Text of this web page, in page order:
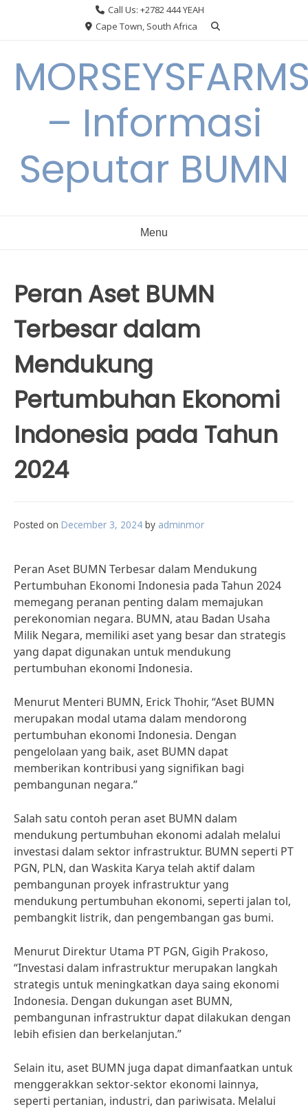
Call Us: +2782 444 YEAH
Cape Town, South Africa
– Informasi
Seputar BUMN
Menu
Peran Aset BUMN
Terbesar dalam
Mendukung
Pertumbuhan Ekonomi
Indonesia pada Tahun
2024
Posted on December 3, 2024 by adminmor
Peran Aset BUMN Terbesar dalam Mendukung
Pertumbuhan Ekonomi Indonesia pada Tahun 2024
memegang peranan penting dalam memajukan
perekonomian negara. BUMN, atau Badan Usaha
Milik Negara, memiliki aset yang besar dan strategis
yang dapat digunakan untuk mendukung
pertumbuhan ekonomi Indonesia.
Menurut Menteri BUMN, Erick Thohir, “Aset BUMN
merupakan modal utama dalam mendorong
pertumbuhan ekonomi Indonesia. Dengan
pengelolaan yang baik, aset BUMN dapat
memberikan kontribusi yang signifikan bagi
pembangunan negara.”
Salah satu contoh peran aset BUMN dalam
mendukung pertumbuhan ekonomi adalah melalui
investasi dalam sektor infrastruktur. BUMN seperti PT
PGN, PLN, dan Waskita Karya telah aktif dalam
pembangunan proyek infrastruktur yang
mendukung pertumbuhan ekonomi, seperti jalan tol,
pembangkit listrik, dan pengembangan gas bumi.
Menurut Direktur Utama PT PGN, Gigih Prakoso,
“Investasi dalam infrastruktur merupakan langkah
strategis untuk meningkatkan daya saing ekonomi
Indonesia. Dengan dukungan aset BUMN,
pembangunan infrastruktur dapat dilakukan dengan
lebih efisien dan berkelanjutan.”
Selain itu, aset BUMN juga dapat dimanfaatkan untuk
menggerakkan sektor-sektor ekonomi lainnya,
seperti pertanian, industri, dan pariwisata. Melalui